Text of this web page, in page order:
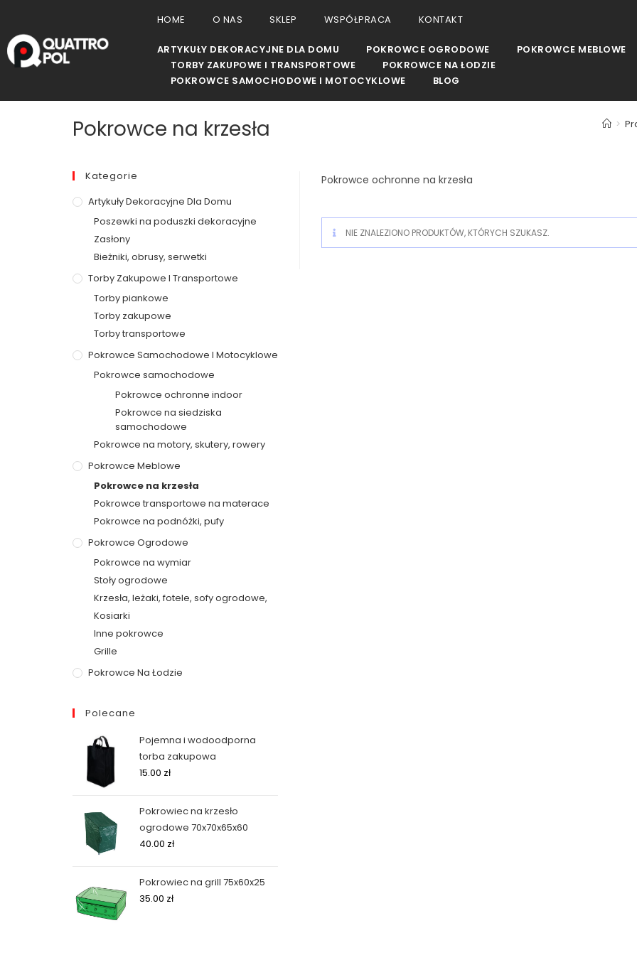
HOME O NAS SKLEP WSPÓŁPRACA KONTAKT
ARTYKUŁY DEKORACYJNE DLA DOMU POKROWCE OGRODOWE
POKROWCE MEBLOWE
TORBY ZAKUPOWE I TRANSPORTOWE
POKROWCE NA ŁODZIE
POKROWCE SAMOCHODOWE I MOTOCYKLOWE
BLOG
Pokrowce na krzesła >
Pokrowce ochronne na krzesła
NIE ZNALEZIONO PRODUKTÓW, KTÓRYCH SZUKASZ.
Kategorie
Artykuły Dekoracyjne Dla Domu
Poszewki na poduszki dekoracyjne
Zasłony
Bieżniki, obrusy, serwetki
Torby Zakupowe I Transportowe
Torby piankowe
Torby zakupowe
Torby transportowe
Pokrowce Samochodowe I Motocyklowe
Pokrowce samochodowe
Pokrowce ochronne indoor
Pokrowce na siedziska
samochodowe
Pokrowce na motory, skutery, rowery
Pokrowce Meblowe
Pokrowce na krzesła
Pokrowce transportowe na materace
Pokrowce na podnóżki, pufy
Pokrowce Ogrodowe
Pokrowce na wymiar
Stoły ogrodowe
Krzesła, leżaki, fotele, sofy ogrodowe,
Kosiarki
Inne pokrowce
Grille
Pokrowce Na Łodzie
Polecane
Pojemna i wodoodporna
torba zakupowa
15.00 zł
Pokrowiec na krzesło
ogrodowe 70x70x65x60
40.00 zł
Pokrowiec na grill 75x60x25
35.00 zł